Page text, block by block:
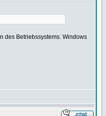
des Betriebssystems. Windows